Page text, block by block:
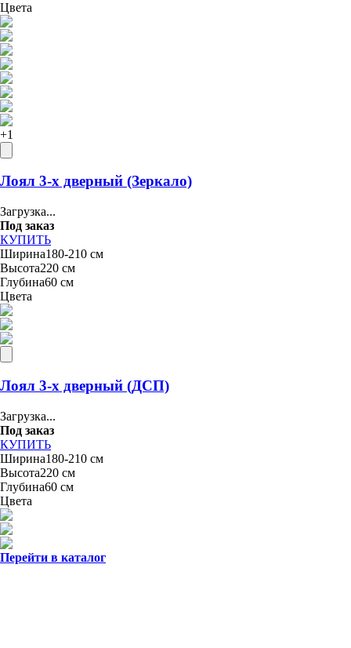
Цвета
+1
Лоял 3-х дверный (Зеркало)
Загрузка...
Под заказ
КУПИТЬ
Ширина180-210 см
Высота220 см
Глубина60 см
Цвета
Лоял 3-х дверный (ДСП)
Загрузка...
Под заказ
КУПИТЬ
Ширина180-210 см
Высота220 см
Глубина60 см
Цвета
Перейти в каталог